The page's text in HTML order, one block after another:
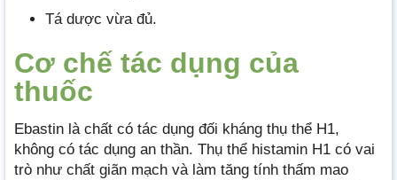
Tá dược vừa đủ.
Cơ chế tác dụng của
thuốc
Ebastin là chất có tác dụng đối kháng thụ thể H1,
không có tác dụng an thần. Thụ thể histamin H1 có vai
trò như chất giãn mạch và làm tăng tính thấm mao